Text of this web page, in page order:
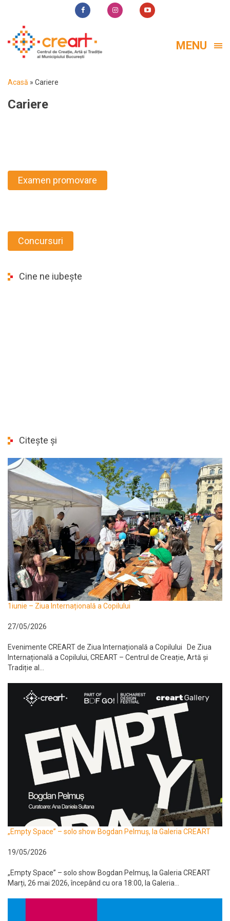
MENU
Acasă » Cariere
Cariere
Examen promovare
Concursuri
Cine ne iubește
Citește și
1iunie – Ziua Internațională a Copilului
27/05/2026
Evenimente CREART de Ziua Internațională a Copilului De Ziua
Internațională a Copilului, CREART – Centrul de Creație, Artă și
Tradiție al...
„Empty Space” – solo show Bogdan Pelmuș, la Galeria CREART
19/05/2026
„Empty Space” – solo show Bogdan Pelmuș, la Galeria CREART
Marți, 26 mai 2026, începând cu ora 18:00, la Galeria...